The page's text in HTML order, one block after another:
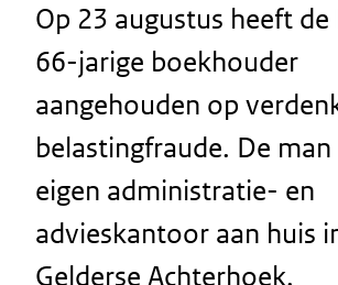
Op 23 augustus heeft de
66-jarige boekhouder
aangehouden op
belastingfraude. De
eigen administratie- en
advieskantoor aan huis
Gelderse Achterhoek.